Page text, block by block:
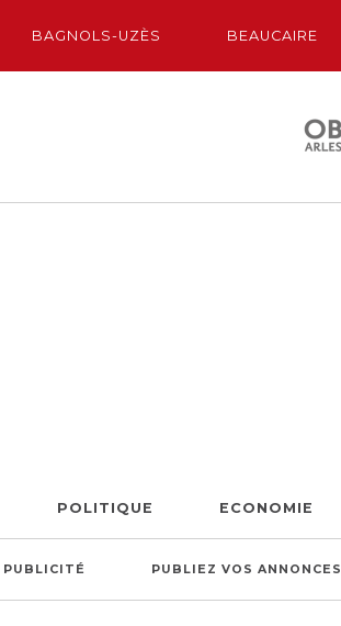
BAGNOLS-UZÈS BEAUCAIRE
POLITIQUE ECONOMIE
PUBLICITÉ PUBLIEZ VOS